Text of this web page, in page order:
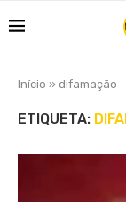
Início » difamação
ETIQUETA: